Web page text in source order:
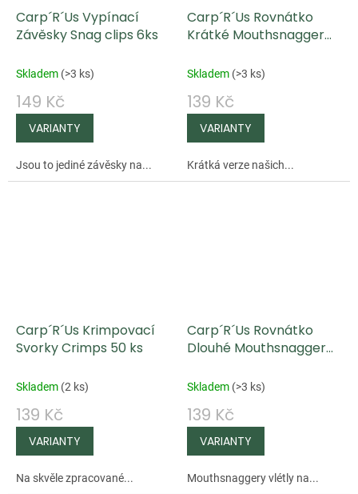
Carp´R´Us Vypínací
Závěsky Snag clips 6ks
Skladem (>3 ks)
149 Kč
Jsou to jediné závěsky na...
Carp´R´Us Rovnátko
Krátké Mouthsnagger
Skladem (>3 ks)
139 Kč
Krátká verze našich...
Carp´R´Us Krimpovací
Svorky Crimps 50 ks
Skladem (2 ks)
139 Kč
Na skvěle zpracované...
Carp´R´Us Rovnátko
Dlouhé Mouthsnagger
Skladem (>3 ks)
139 Kč
Mouthsnaggery vlétly na...